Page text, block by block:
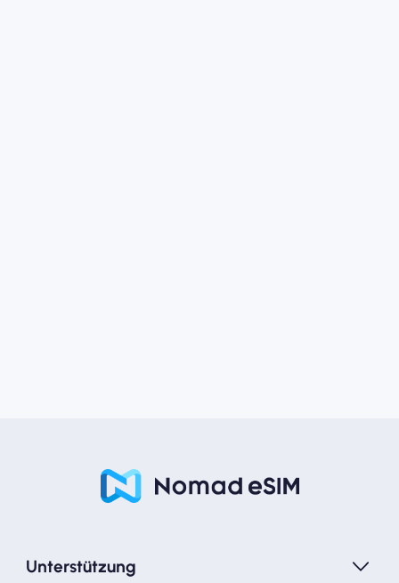
Unterstützung